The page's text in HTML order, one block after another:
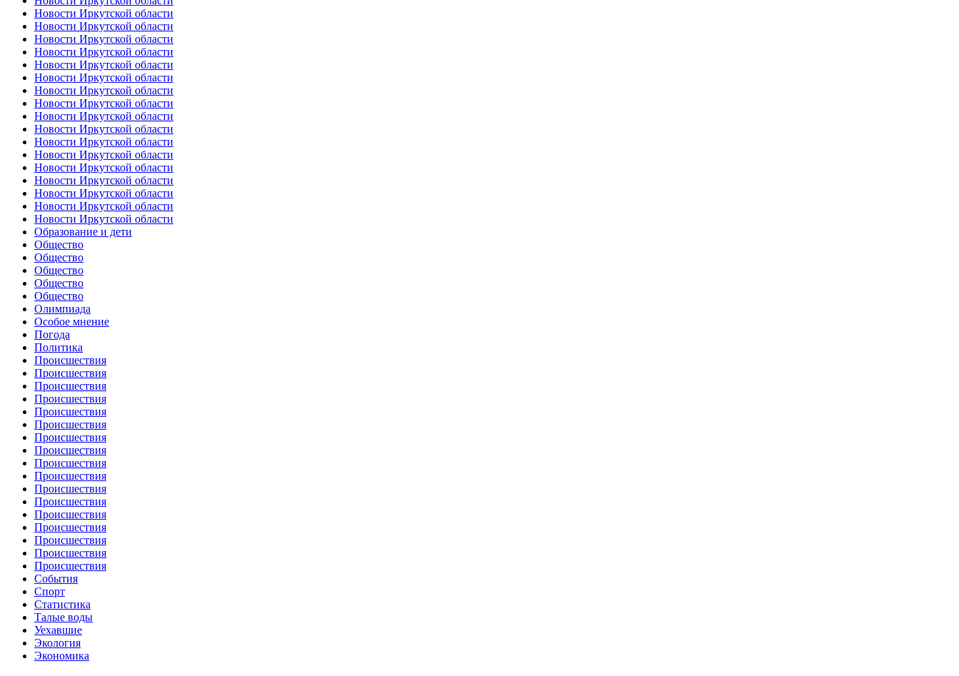
Новости Иркутской области
Новости Иркутской области
Новости Иркутской области
Новости Иркутской области
Новости Иркутской области
Новости Иркутской области
Новости Иркутской области
Новости Иркутской области
Новости Иркутской области
Новости Иркутской области
Новости Иркутской области
Новости Иркутской области
Новости Иркутской области
Новости Иркутской области
Новости Иркутской области
Новости Иркутской области
Новости Иркутской области
Образование и дети
Общество
Общество
Общество
Общество
Общество
Олимпиада
Особое мнение
Погода
Политика
Происшествия
Происшествия
Происшествия
Происшествия
Происшествия
Происшествия
Происшествия
Происшествия
Происшествия
Происшествия
Происшествия
Происшествия
Происшествия
Происшествия
Происшествия
Происшествия
Происшествия
События
Спорт
Статистика
Талые воды
Уехавшие
Экология
Экономика